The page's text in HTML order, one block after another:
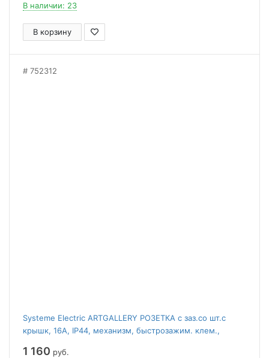
В наличии: 23
В корзину
752312
Systeme Electric ARTGALLERY РОЗЕТКА с заз.со шт.с
крышк, 16А, IP44, механизм, быстрозажим. клем.,
1 160 руб.